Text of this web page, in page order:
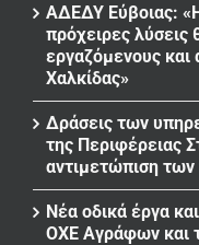
ΑΔΕΔΥ Εύβοιας:
πρόχειρες λύσεις
εργαζόμενους και
Χαλκίδας»
Δράσεις των
της Περιφέρειας
αντιμετώπιση
Νέα οδικά έργα
ΟΧΕ Αγράφων και